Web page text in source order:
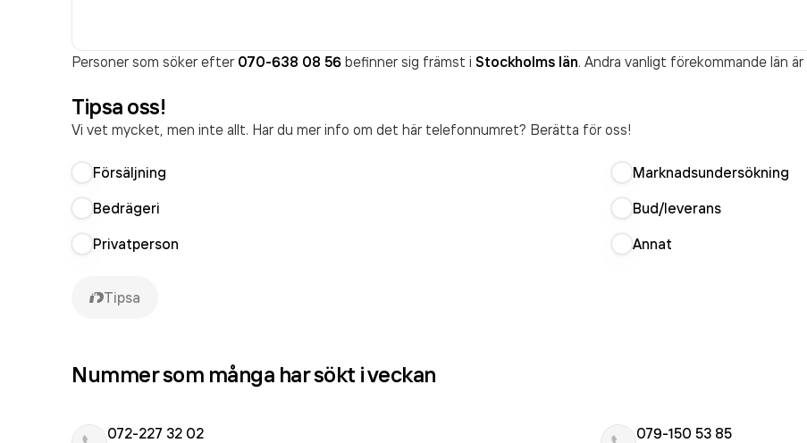
Personer som söker efter 070-638 08 56 befinner sig främst i Stockholms län. Andra vanligt förekommande län är
Tipsa oss!
Vi vet mycket, men inte allt. Har du mer info om det här telefonnumret? Berätta för oss!
Försäljning
Marknadsundersökning
Bedrägeri
Bud/leverans
Privatperson
Annat
Tipsa
Nummer som många har sökt i veckan
072-227 32 02 079-150 53 85